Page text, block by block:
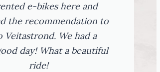
må bare oppleves! En
guide pluss
norsk natur gjør
Kanon bra
tur!